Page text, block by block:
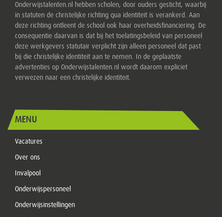
Onderwijstalenten.nl hebben scholen, door ouders gesticht, waarbij
in statuten de christelijke richting qua identiteit is verankerd. Aan
deze richting ontleent de school ook haar overheidsfinanciering. De
consequentie daarvan is dat bij het toelatingsbeleid van personeel
deze werkgevers statutair verplicht zijn alleen personeel dat past
bij die christelijke identiteit aan te nemen. In de geplaatste
advertenties op Onderwijstalenten.nl wordt daarom expliciet
verwezen naar een christelijke identiteit.
MENU
Vacatures
Over ons
Invalpool
Onderwijspersoneel
Onderwijsinstellingen